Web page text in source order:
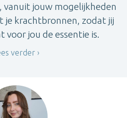
vanuit jouw mogelijkheden
je krachtbronnen, zodat jij
voor jou de essentie is.
verder